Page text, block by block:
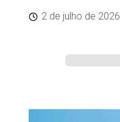
2 de julho de 2026